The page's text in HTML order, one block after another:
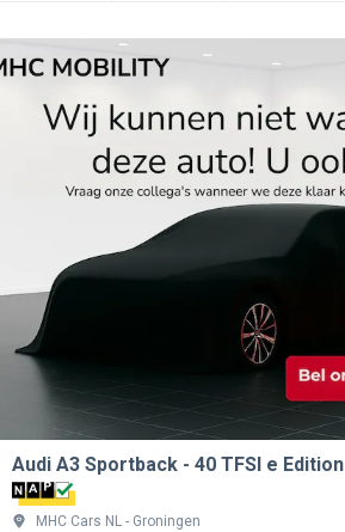
Audi A3 Sportback 40 TFSI e Edition
MHC Cars NL Groningen